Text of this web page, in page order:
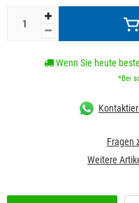
Wenn Sie heute
*Bei
Fragen
Weitere